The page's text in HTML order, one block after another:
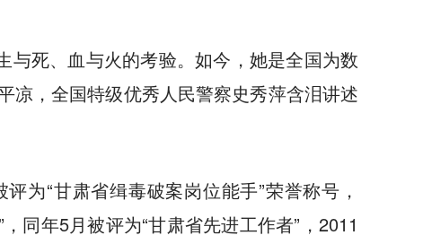
死、血与火的考验。如今，她是全国为数
凉，全国特级优秀人民警察史秀萍含泪讲述
为“甘肃省缉毒破案岗位能手”荣誉称号，
同年5月被评为“甘肃省先进工作者”，2011